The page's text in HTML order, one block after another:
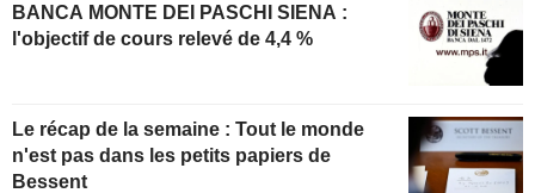
BANCA MONTE DEI PASCHI SIENA :
l'objectif de cours relevé de 4,4 %
Le récap de la semaine : Tout le monde
n'est pas dans les petits papiers de
Bessent